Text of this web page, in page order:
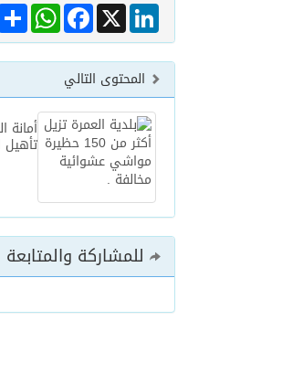
WhatsAppFacebook X
LinkedIn
المحتوى التالي
أمانة
تأهيل
للمشاركة والمتابعة